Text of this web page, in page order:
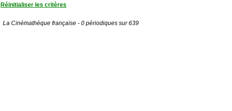
Réinitialiser les critères
La Cinémathèque française - 0 périodiques sur 639